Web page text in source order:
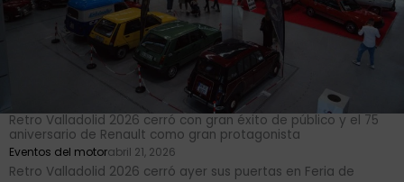
Retro Valladolid 2026 cerró con gran éxito de público y el 75
aniversario de Renault como gran protagonista
Eventos del motorabril 21, 2026
Retro Valladolid 2026 cerró ayer sus puertas en Feria de